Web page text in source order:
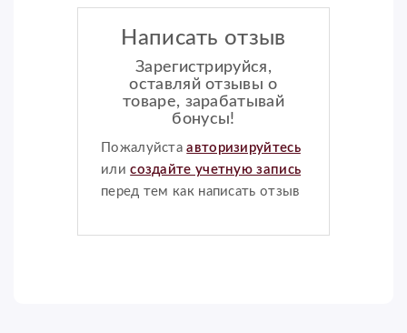
Написать отзыв
Зарегистрируйся,
оставляй отзывы о
товаре, зарабатывай
бонусы!
Пожалуйстаавторизируйтесь
илисоздайте учетную запись
перед тем как написать отзыв